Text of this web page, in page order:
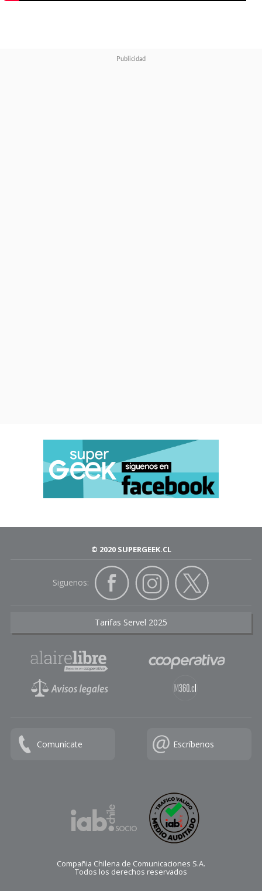
© 2020 SUPERGEEK.CL
Siguenos:
Tarifas Servel 2025
Comunícate Escríbenos
Compañia Chilena de Comunicaciones S.A.
Todos los derechos reservados